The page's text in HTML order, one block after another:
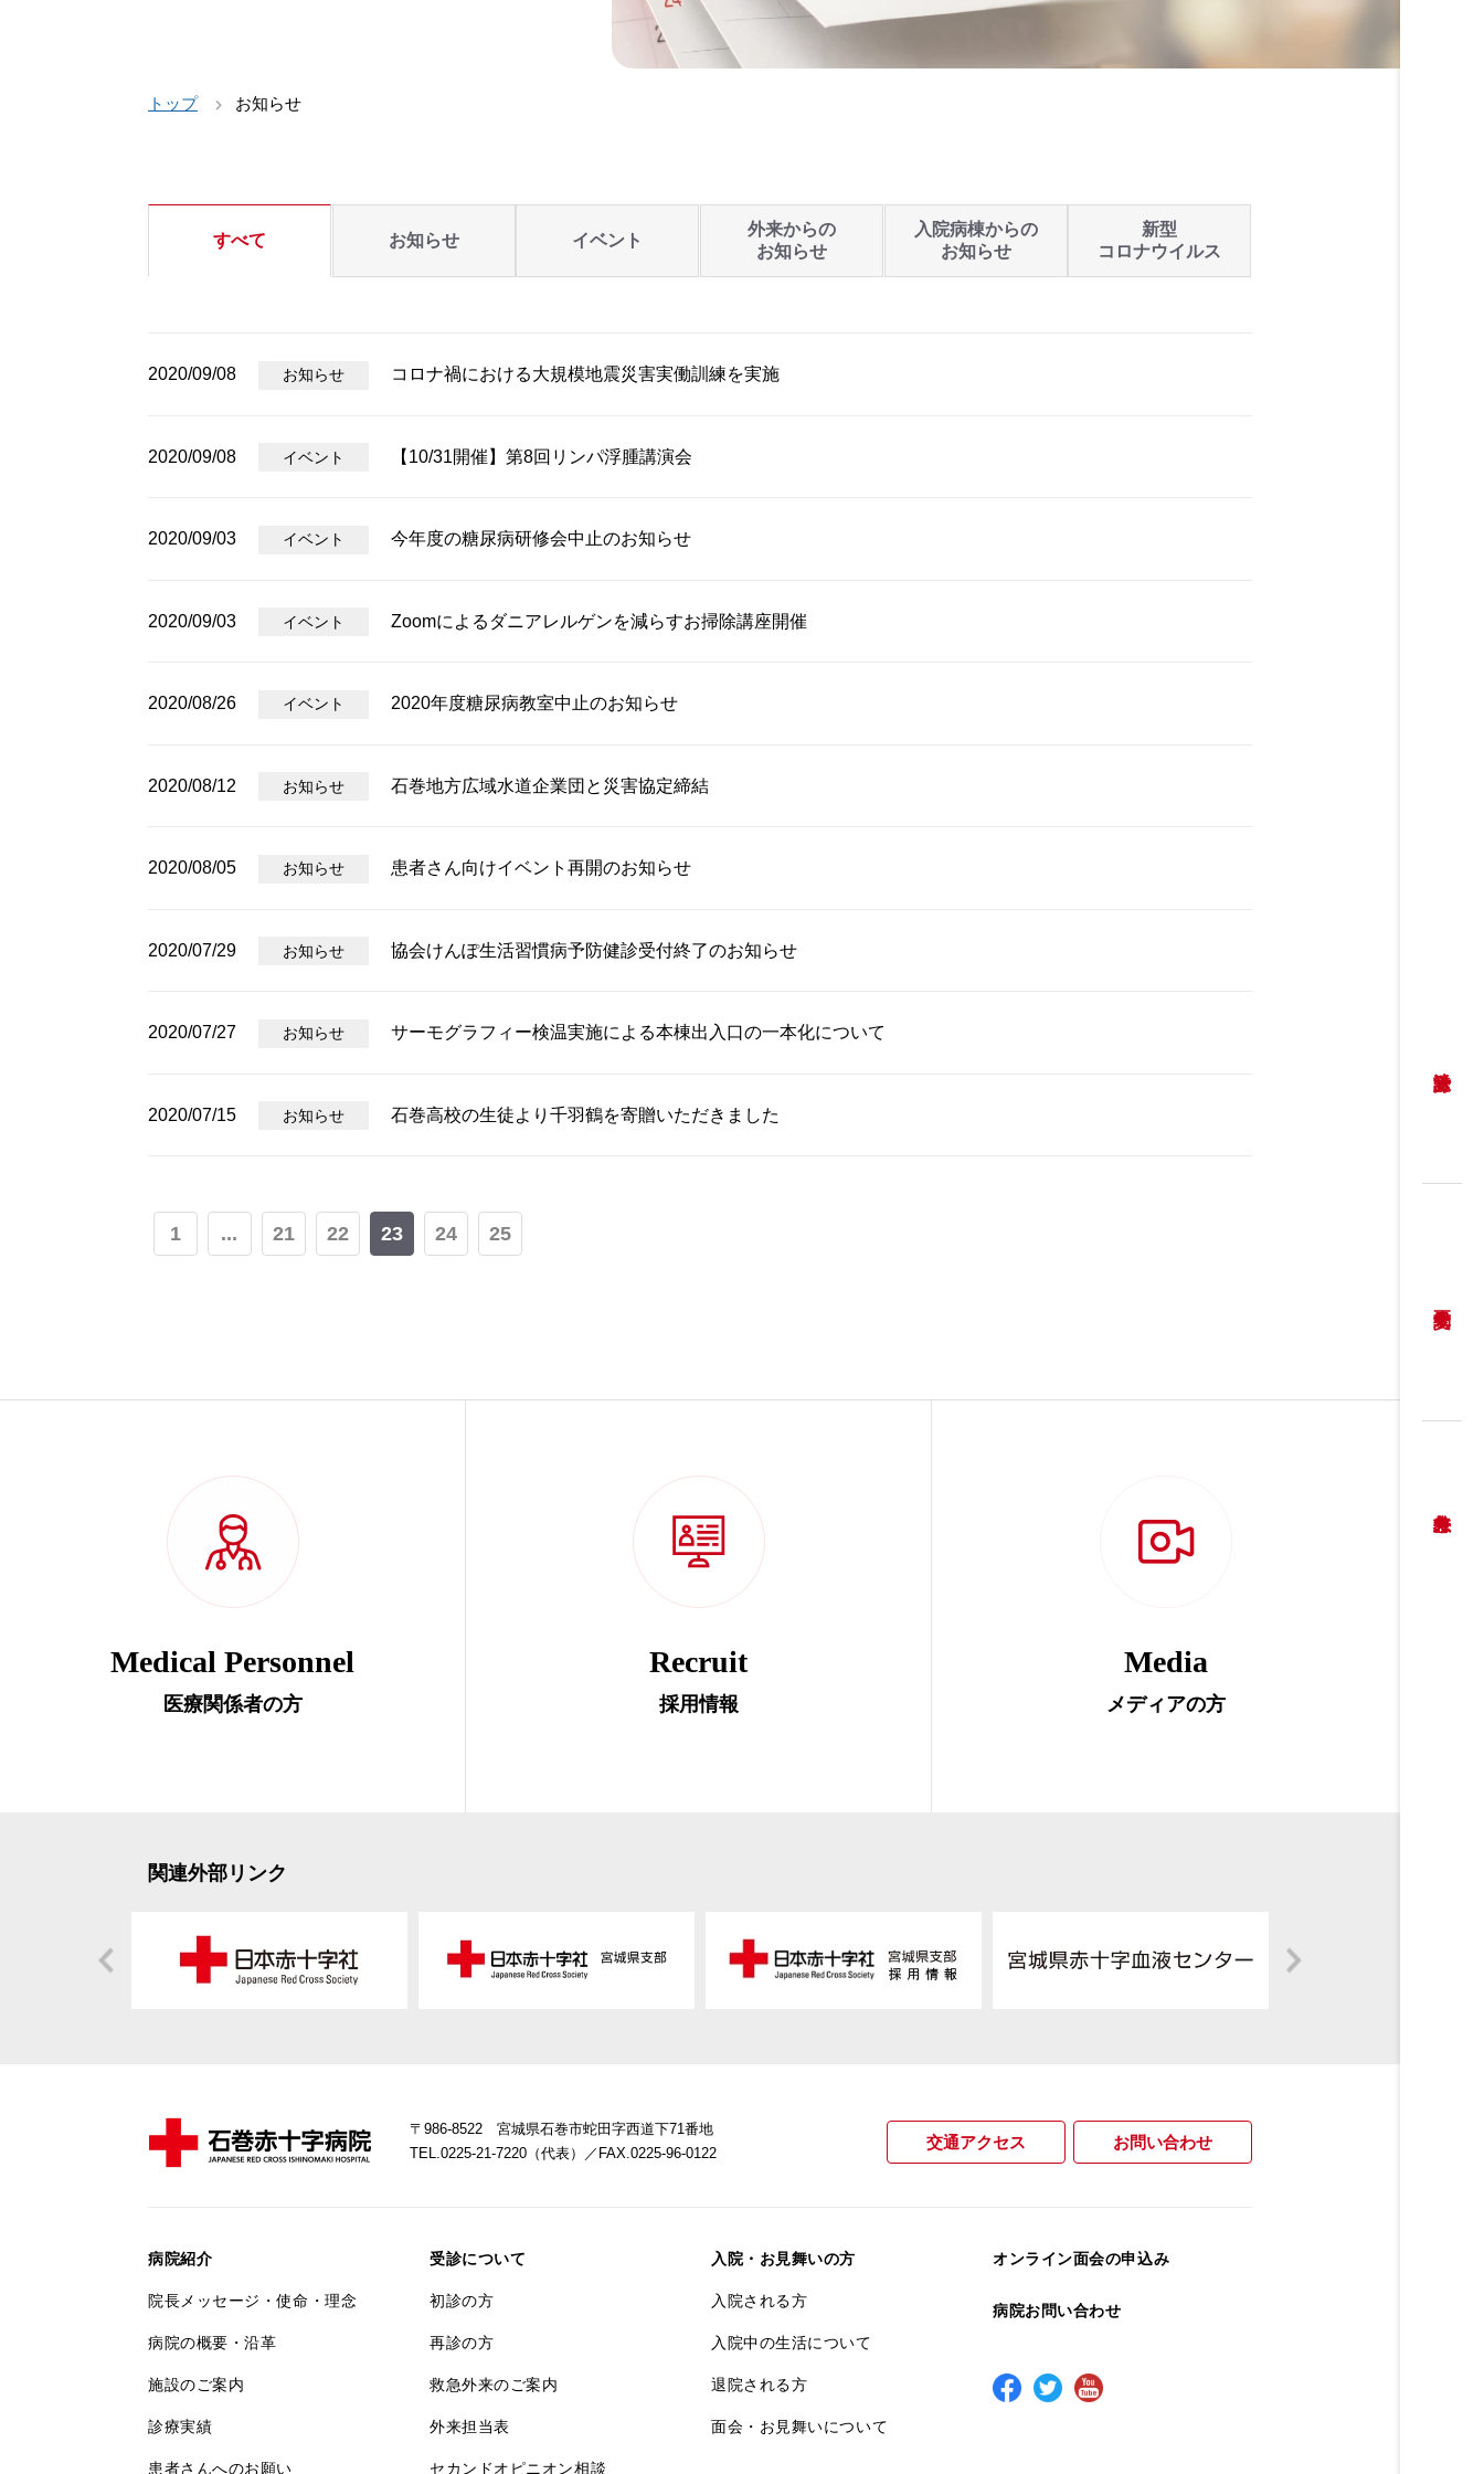
トップ お知らせ
すべて お知らせ イベント
外来からの
お知らせ
入院病棟からの
お知らせ
新型
コロナウイルス
2020/09/08 お知らせ コロナ禍における大規模地震災害実働訓練を実施
2020/09/08 イベント 【10/31開催】第8回リンパ浮腫講演会
2020/09/03 イベント 今年度の糖尿病研修会中止のお知らせ
2020/09/03 イベント Zoomによるダニアレルゲンを減らすお掃除講座開催
2020/08/26 イベント 2020年度糖尿病教室中止のお知らせ
2020/08/12 お知らせ 石巻地方広域水道企業団と災害協定締結
2020/08/05 お知らせ 患者さん向けイベント再開のお知らせ
2020/07/29 お知らせ 協会けんぽ生活習慣病予防健診受付終了のお知らせ
2020/07/27 お知らせ サーモグラフィー検温実施による本棟出入口の一本化について
2020/07/15 お知らせ 石巻高校の生徒より千羽鶴を寄贈いただきました
1 ... 21 22 23 24 25
Medical Personnel
医療関係者の方
Recruit
採用情報
Media
メディアの方
関連外部リンク
〒986-8522 宮城県石巻市蛇田字西道下71番地
TEL.0225-21-7220（代表）
／FAX.0225-96-0122
交通アクセス お問い合わせ
病院紹介
院長メッセージ・使命・理念
病院の概要・沿革
施設のご案内
診療実績
患者さんへのお願い
受診について
初診の方
再診の方
救急外来のご案内
外来担当表
セカンドオピニオン相談
入院・お見舞いの方
入院される方
入院中の生活について
退院される方
面会・お見舞いについて
オンライン面会の申込み
病院お問い合わせ